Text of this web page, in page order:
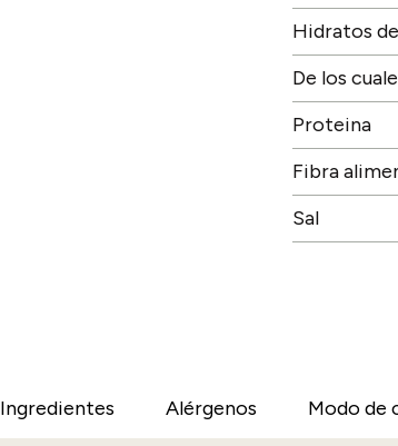
Hidratos
De los
Proteina
Fibra
Sal
Ingredientes Alérgenos Modo de